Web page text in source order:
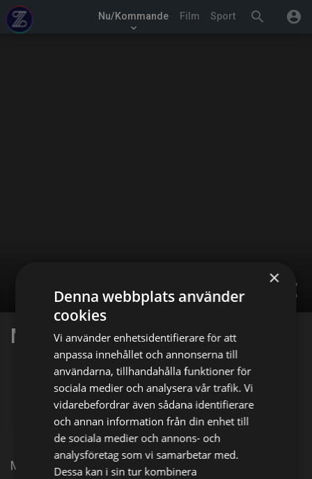
search account_circle
Nu/Kommande
keyboard_arrow_down
Film Sport
share
Myk O'Connor
Facebook X E-postadress
Myk O'Connor is known for Whisker Wars (2011).
×
Denna webbplats använder
cookies
Vi använder enhetsidentifierare för att
anpassa innehållet och annonserna till
användarna, tillhandahålla funktioner för
sociala medier och analysera vår trafik. Vi
vidarebefordrar även sådana identifierare
och annan information från din enhet till
de sociala medier och annons- och
analysföretag som vi samarbetar med.
Dessa kan i sin tur kombinera